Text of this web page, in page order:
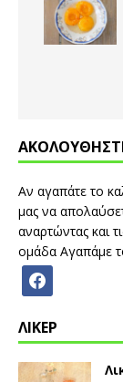
Αν αγαπάτε το
μας να
αναρτώντας και
ομάδα Αγαπάμε
ΛΙΚΕΡ